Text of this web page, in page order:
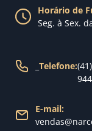
Nossa loja
Política de Trocas
Política de Entrega
Horário de
Seg. à Sex.
Telefone:
E-mail: